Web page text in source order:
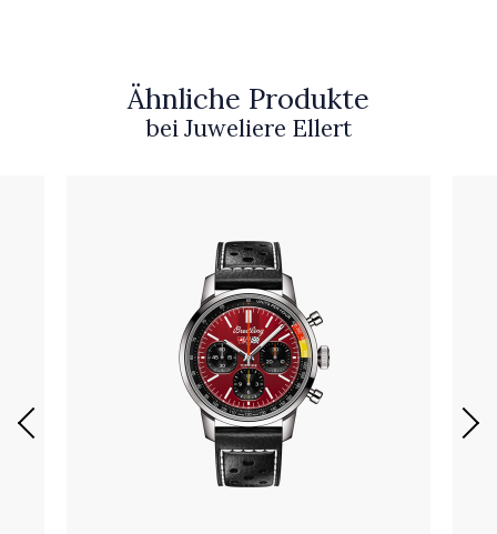
Ähnliche Produkte
bei Juweliere Ellert